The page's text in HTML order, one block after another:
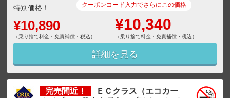
特別価格！
¥10,890
（乗り捨て料金・免責補償・税込）
クーポンコード入力でさらにこの価格
¥10,340
（乗り捨て料金・免責補償・税込）
詳細を見る
完売間近！
ＥＣクラス（エコカー